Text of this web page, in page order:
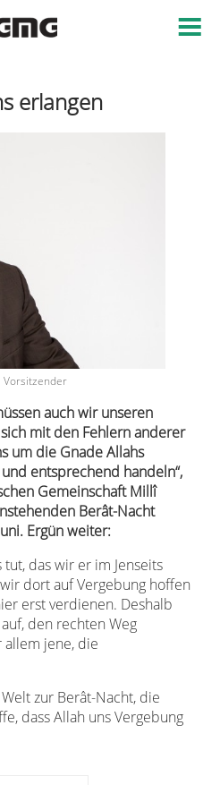
erlangen
Vorsitzender
auch wir unseren
mit den Fehlern anderer
um die Gnade Allahs
entsprechend handeln“,
Gemeinschaft Millî
Berât-Nacht
Ergün weiter:
das wir er im Jenseits
dort auf Vergebung hoffen
erst verdienen. Deshalb
den rechten Weg
allem jene, die
zur Berât-Nacht, die
dass Allah uns Vergebung